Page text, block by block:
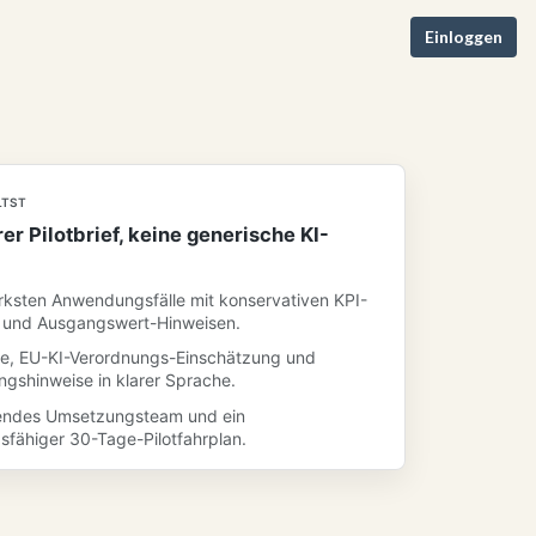
Einloggen
Pilotbrief, keine generische KI-
Anwendungsfälle mit konservativen KPI-
Ausgangswert-Hinweisen.
EU-KI-Verordnungs-Einschätzung und
in klarer Sprache.
Umsetzungsteam und ein
30-Tage-Pilotfahrplan.